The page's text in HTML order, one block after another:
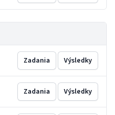
Zadania Výsledky
Zadania Výsledky